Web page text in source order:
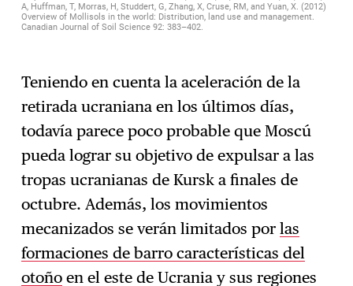
Teniendo en cuenta la aceleración de la
retirada ucraniana en los últimos días,
todavía parece poco probable que Moscú
pueda lograr su objetivo de expulsar a las
tropas ucranianas de Kursk a finales de
octubre. Además, los movimientos
mecanizados se verán limitados porlas
formaciones de barro características del
otoño en el este de Ucrania y sus regiones